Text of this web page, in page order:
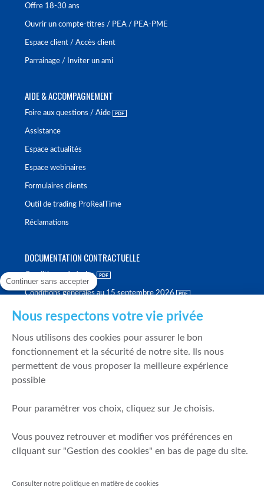
Offre 18-30 ans
Ouvrir un compte-titres / PEA / PEA-PME
Espace client / Accès client
Parrainage / Inviter un ami
AIDE & ACCOMPAGNEMENT
Foire aux questions / Aide
Assistance
Espace actualités
Espace webinaires
Formulaires clients
Outil de trading ProRealTime
Réclamations
DOCUMENTATION CONTRACTUELLE
Conditions générales
Conditions générales au 15 septembre 2026
Politique de meilleure sélection
Politique de durabilité
Fonds de garantie des dépôts et de résolution
Mentions légales
Prévention de la fraude
Continuer sans accepter
Nous respectons votre vie privée
Nous utilisons des cookies pour assurer le bon
fonctionnement et la sécurité de notre site. Ils nous
permettent de vous proposer la meilleure expérience
possible
Pour paramétrer vos choix, cliquez sur Je choisis.
Vous pouvez retrouver et modifier vos préférences en
cliquant sur "Gestion des cookies" en bas de page du site.
Consulter notre politique en matière de cookies